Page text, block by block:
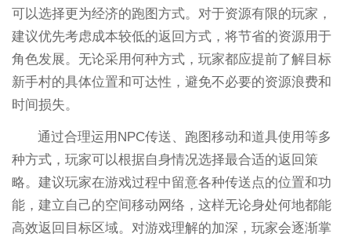
可以选择更为经济的跑图方式。对于资源有限的玩家，
建议优先考虑成本较低的返回方式，将节省的资源用于
角色发展。无论采用何种方式，玩家都应提前了解目标
新手村的具体位置和可达性，避免不必要的资源浪费和
时间损失。
通过合理运用NPC传送、跑图移动和道具使用等多
种方式，玩家可以根据自身情况选择最合适的返回策
略。建议玩家在游戏过程中留意各种传送点的位置和功
能，建立自己的空间移动网络，这样无论身处何地都能
高效返回目标区域。对游戏理解的加深，玩家会逐渐掌